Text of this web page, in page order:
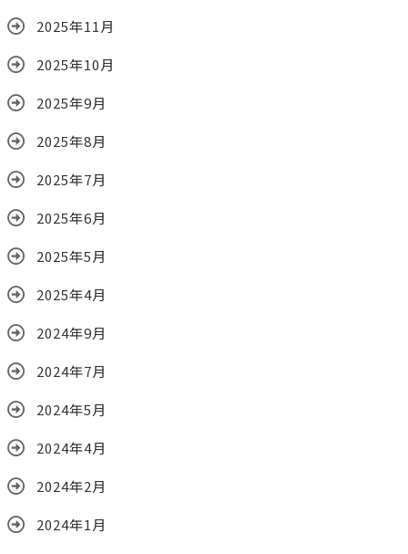
2025年11月
2025年10月
2025年9月
2025年8月
2025年7月
2025年6月
2025年5月
2025年4月
2024年9月
2024年7月
2024年5月
2024年4月
2024年2月
2024年1月